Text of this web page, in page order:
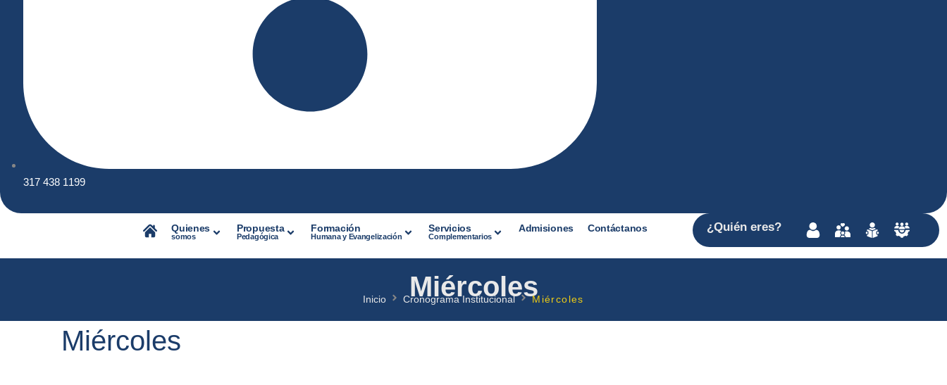
317 438 1199
Quienes
somos
Propuesta
Pedagógica
Formación
Humana y Evangelización
Servicios
Complementarios
Admisiones Contáctanos ¿Quiéneres?
Miércoles
Inicio Cronograma Institucional Miércoles
Miércoles